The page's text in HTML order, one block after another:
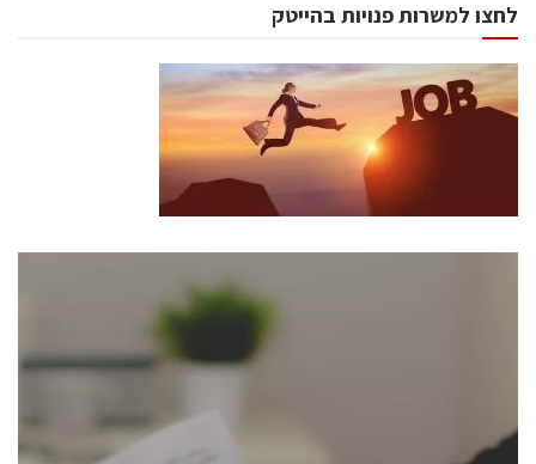
לחצו למשרות פנויות בהייטק
כנסים ואירועים
לכל העוסקים בתעשיית הסמיקונדקטור כולל מהנדסים,